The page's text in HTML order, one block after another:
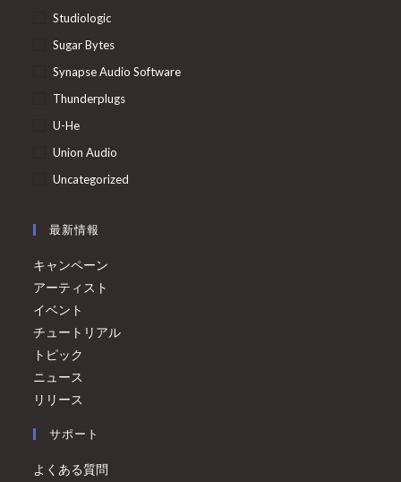
Studiologic
Sugar Bytes
Synapse Audio Software
Thunderplugs
U-He
Union Audio
Uncategorized
最新情報
キャンペーン
アーティスト
イベント
チュートリアル
トピック
ニュース
リリース
サポート
よくある質問